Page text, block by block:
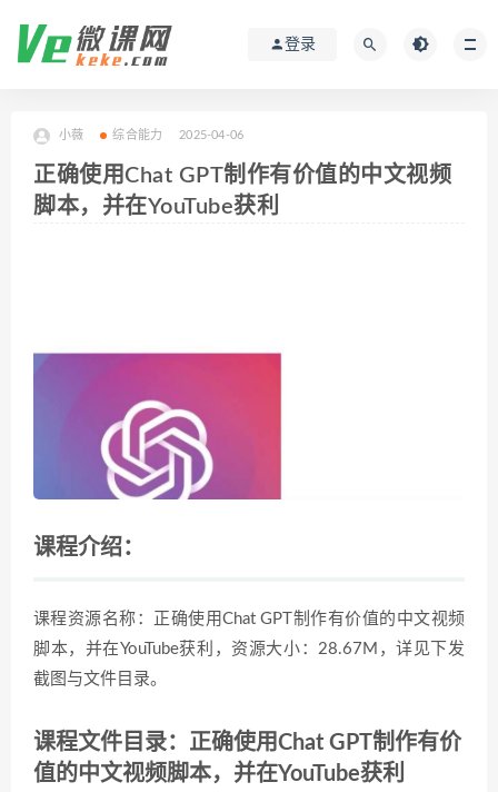
登录
小薇 综合能力 2025-04-06
正确使用Chat GPT制作有价值的中文视频
脚本，并在YouTube获利
课程介绍：
课程资源名称：正确使用Chat GPT制作有价值的中文视频
脚本，并在YouTube获利，资源大小：28.67M，详见下发
截图与文件目录。
课程文件目录：正确使用Chat GPT制作有价
值的中文视频脚本，并在YouTube获利